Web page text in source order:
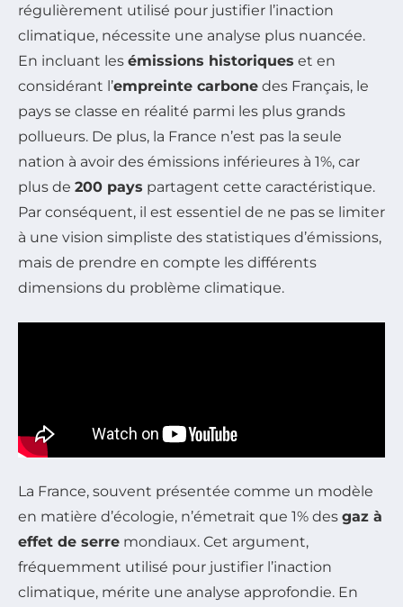
régulièrement utilisé pour justifier l’inaction
climatique, nécessite une analyse plus nuancée.
En incluant les émissions historiques et en
considérant l’empreinte carbone des Français, le
pays se classe en réalité parmi les plus grands
pollueurs. De plus, la France n’est pas la seule
nation à avoir des émissions inférieures à 1%, car
plus de 200 pays partagent cette caractéristique.
Par conséquent, il est essentiel de ne pas se limiter
à une vision simpliste des statistiques d’émissions,
mais de prendre en compte les différents
dimensions du problème climatique.
La France, souvent présentée comme un modèle
en matière d’écologie, n’émetrait que 1% des gaz à
effet de serre mondiaux. Cet argument,
fréquemment utilisé pour justifier l’inaction
climatique, mérite une analyse approfondie. En